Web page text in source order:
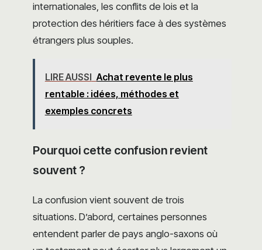
internationales, les conflits de lois et la
protection des héritiers face à des systèmes
étrangers plus souples.
LIRE AUSSI Achat revente le plus
rentable : idées, méthodes et
exemples concrets
Pourquoi cette confusion revient
souvent ?
La confusion vient souvent de trois
situations. D’abord, certaines personnes
entendent parler de pays anglo-saxons où